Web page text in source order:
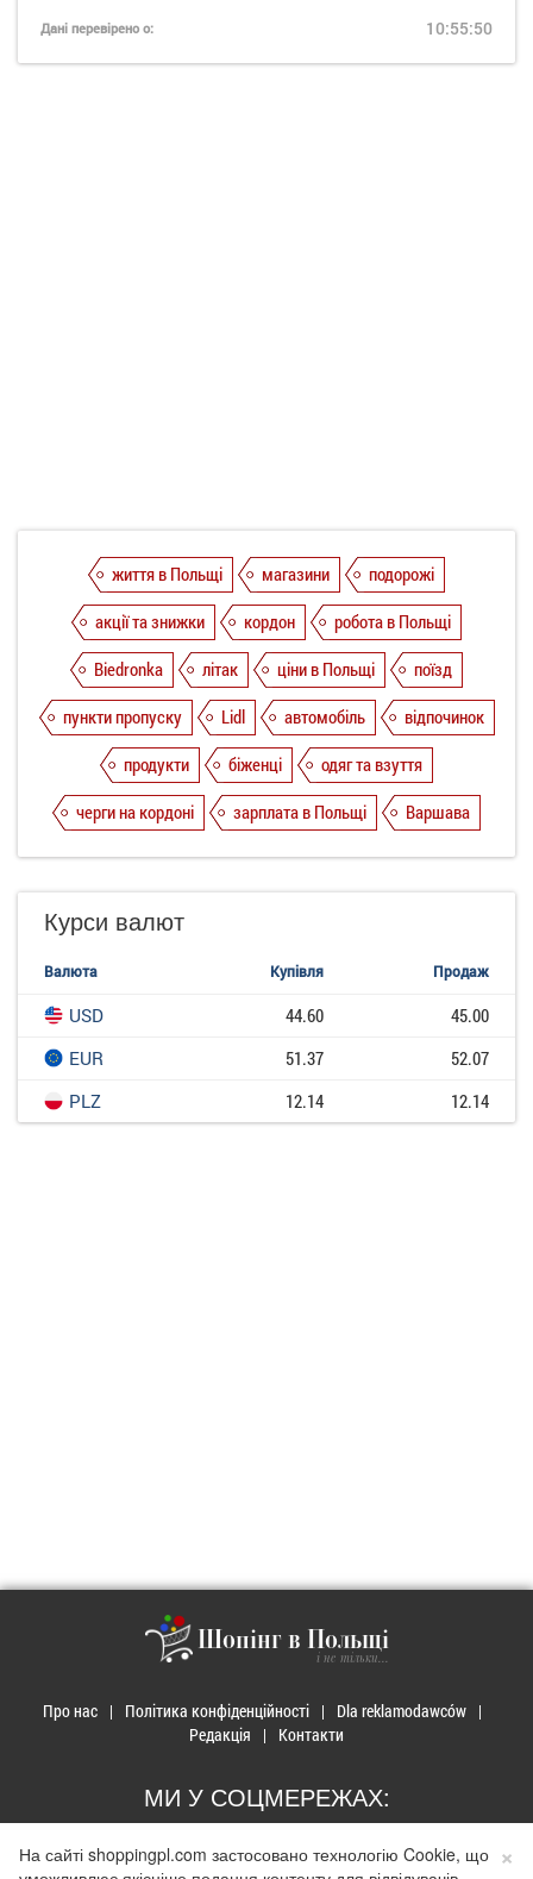
Дані перевірено о: 10:55:50
життя в Польщі магазини
подорожі
акції та знижки
кордон
робота в Польщі
Biedronka
літак ціни в Польщі
поїзд
пункти пропуску
Lidl автомобіль
відпочинок
продукти
біженці
одяг та взуття
черги на кордоні
зарплата в Польщі Варшава
Курси валют
Валюта Купівля Продаж
USD 44.60
45.00
EUR
51.37
52.07
PLZ
12.14 12.14
Шопінг в Польщі
і не тільки...
Про нас Політика конфіденційності
Dla reklamodawców
Редакція
Контакти
МИ У СОЦМЕРЕЖАХ:
×
На сайті shoppingpl.com застосовано технологію Cookie, що